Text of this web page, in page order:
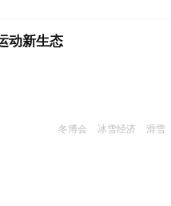
动新生态
冬博会 冰雪经济 滑雪